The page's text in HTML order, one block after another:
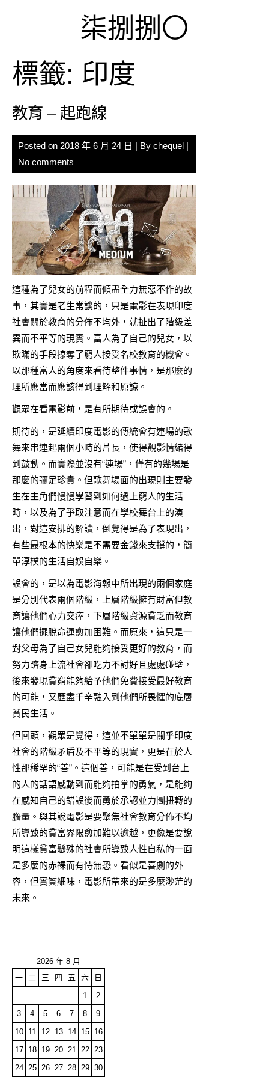
柒捌捌〇
標籤: 印度
教育 – 起跑線
Posted on 2018 年 6 月 24 日 | By chequel |
No comments
這種為了兒女的前程而傾盡全力無惡不作的故
事，其實是老生常談的，只是電影在表現印度
社會關於教育的分佈不均外，就扯出了階級差
異而不平等的現實。富人為了自己的兒女，以
欺瞞的手段掠奪了窮人接受名校教育的機會。
以那種富人的角度來看待整件事情，是那麼的
理所應當而應該得到理解和原諒。
觀眾在看電影前，是有所期待或誤會的。
期待的，是延續印度電影的傳統會有連場的歌
舞來串連起兩個小時的片長，使得觀影情緒得
到鼓動。而實際並沒有“連場”，僅有的幾場是
那麼的彌足珍貴。但歌舞場面的出現則主要發
生在主角們慢慢學習到如何過上窮人的生活
時，以及為了爭取注意而在學校舞台上的演
出，對這安排的解讀，倒覺得是為了表現出，
有些最根本的快樂是不需要金錢來支撐的，簡
單淳樸的生活自娛自樂。
誤會的，是以為電影海報中所出現的兩個家庭
是分別代表兩個階級，上層階級擁有財富但教
育讓他們心力交瘁，下層階級資源貧乏而教育
讓他們擺脫命運愈加困難。而原來，這只是一
對父母為了自己女兒能夠接受更好的教育，而
努力躋身上流社會卻吃力不討好且處處碰壁，
後來發現貧窮能夠給予他們免費接受最好教育
的可能，又歷盡千辛融入到他們所畏懼的底層
貧民生活。
但回頭，觀眾是覺得，這並不單單是關乎印度
社會的階級矛盾及不平等的現實，更是在於人
性那稀罕的“善”。這個善，可能是在受到台上
的人的話語感動到而能夠拍掌的勇氣，是能夠
在感知自己的錯誤後而勇於承認並力圖扭轉的
膽量。與其說電影是要聚焦社會教育分佈不均
所導致的貧富界限愈加難以逾越，更像是要說
明這樣貧富懸殊的社會所導致人性自私的一面
是多麼的赤裸而有恃無恐。看似是喜劇的外
容，但實質細味，電影所帶來的是多麼渺茫的
未來。
2026 年 8 月
一 二 三 四 五 六
日
1
2
3
4 5 6 7 8
9
10
11 12 13 14 15
16
17
18 19 20 21 22 23
24 25 26 27 28 29 30